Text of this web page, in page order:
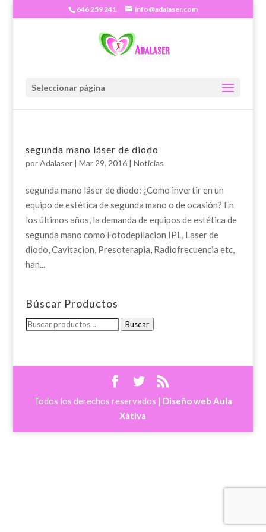
646 259 241 info@adalaser.com
Seleccionar página
segunda mano láser de diodo
porAdalaser| Mar 29, 2016| Noticias
segunda mano láser de diodo: ¿Como invertir en un
equipo de estética de segunda mano o de ocasión? En
los últimos años, la demanda de equipos de estética de
segunda mano como Fotodepilacion IPL, Laser de
diodo, Cavitacion, Presoterapia, Radiofrecuencia etc,
han...
Búscar Productos
Buscar
Buscar
Todos los derechos reservados | Diseño web Aula
Xàtiva